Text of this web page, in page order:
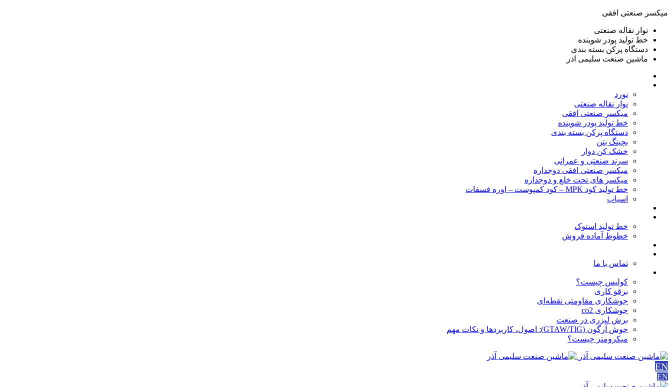
ميكسر صنعتی افقی
نوار نقاله صنعتی
خط تولید پودر شوينده
دستگاه پرکن بسته بندی
ماشين صنعت سليمی اذر
نورد
نوار نقاله صنعتی
ميكسر صنعتی افقی
خط تولید پودر شوينده
دستگاه پرکن بسته بندی
بچينگ بتن
خشک کن دوار
سرند صنعتی و عمرانی
میکسر صنعتی افقی دوجداره
میکسر های تحت خلع و دوجداره
خط تولید کود MPK – کود کمپوست – اوره فسفات
اسیاب
خط تولید استوک
خطوط آماده فروش
تماس با ما
کولیس چیست؟
برقو کاری
جوشکاری مقاومتی نقطه‌ای
جوشکاری co2
برش لیزری در صنعت
جوش آرگون (GTAW/TIG): اصول، کاربردها و نکات مهم
میکرومتر چیست؟
EN
EN